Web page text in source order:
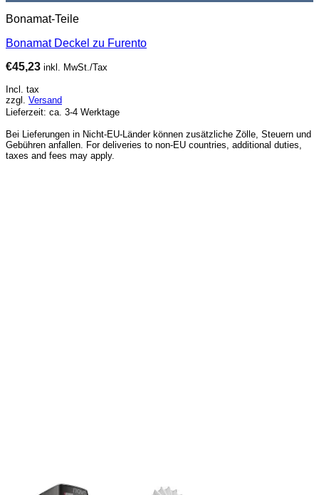
Bonamat-Teile
Bonamat Deckel zu Furento
€45,23 inkl. MwSt./Tax
Incl. tax
zzgl. Versand
Lieferzeit: ca. 3-4 Werktage
Bei Lieferungen in Nicht-EU-Länder können zusätzliche Zölle, Steuern und
Gebühren anfallen. For deliveries to non-EU countries, additional duties,
taxes and fees may apply.